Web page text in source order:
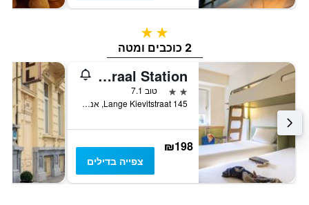
2 כוכבים
2 כוכבים ומטה
Ibis Budget Antwerpen Centraal Station
2 כוכבים
טוב 7.1
Lange Kievitstraat 145, אנטוורפן, בלגיה
₪198
צפייה בדילים